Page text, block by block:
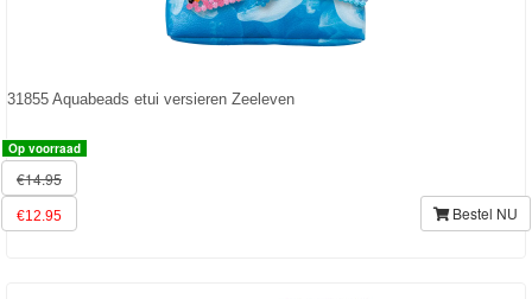
31855 Aquabeads etui versieren Zeeleven
Op voorraad
€14.95
€12.95 Bestel NU